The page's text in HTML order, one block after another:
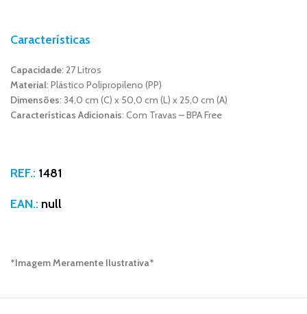
Características
Capacidade: 27 Litros
Material: Plástico Polipropileno (PP)
Dimensões: 34,0 cm (C) x 50,0 cm (L) x 25,0 cm (A)
Características Adicionais: Com Travas – BPA Free
REF.: 1481
EAN.: null
*Imagem Meramente Ilustrativa*